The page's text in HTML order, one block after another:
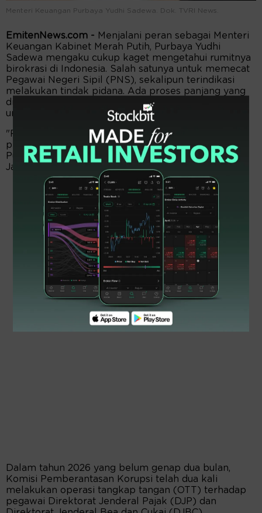
Menteri Keuangan Purbaya Yudhi Sadewa. Dok. TVRI News.
EmitenNews.com - Menjalani peran sebagai Menteri
Keuangan Kabinet Merah Putih, Purbaya Yudhi
Sadewa mengaku cukup kaget mengetahui rumitnya
birokrasi di Indonesia. Salah satunya untuk memecat
Pegawai Negeri Sipil (PNS), sekalipun terindikasi
melakukan tindak pidana. Ada proses panjang yang
dilalui. Kalau langsung main pecat, terbuka peluang
untuk dibawa ke jalur hukum.
"Rupanya kalau di pegawai negeri kita enggak bisa
pecat. Merumahkan juga enggak bisa," kata Menkeu
Purbaya saat rapat kerja dengan Komisi XI DPR,
Jakarta, Rabu (4/2/2026).
Dalam tahun 2026 yang belum genap dua bulan,
Komisi Pemberantasan Korupsi telah dua kali
melakukan operasi tangkap tangan (OTT) terhadap
pegawai Direktorat Jenderal Pajak (DJP) dan